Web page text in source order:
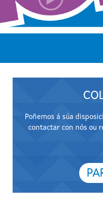
Poñemos á súa
contactar con nós ou